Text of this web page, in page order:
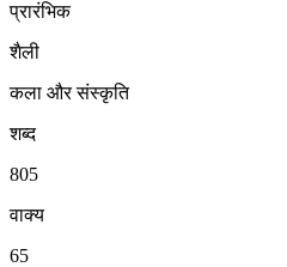
प्रारंभिक
शैली
कला और संस्कृति
शब्द
805
वाक्य
65